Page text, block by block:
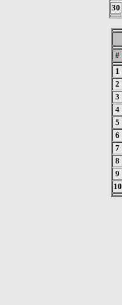
30
#
1
2
3
4
5
6
7
8
9
10